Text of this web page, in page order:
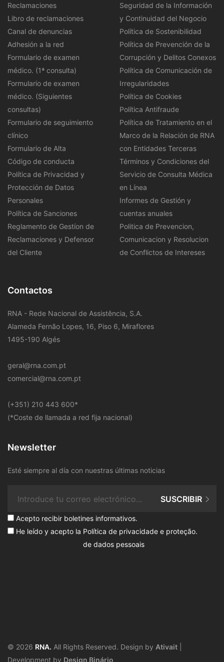
Reclamaciones
Libro de reclamaciones
Canal de denuncias
Adhesión a la red
Formulario de examen
médico. (1ª consulta)
Formulario de examen
médico. (Siguientes
consultas)
Formulario de seguimiento
clínico
Formulario de Alta
Código de conducta
Política de Privacidad y
Protección de Datos
Personales
Política de Sanciones
Reglamento de Gestíon de
Reclamaciones y Defensor
del Cliente
Seguridad de la Información
y Continuidad del Negocio
Política de Sostenibilidad
Política de Prevención de la
Corrupción y Delitos Conexos
Política de Comunicación de
Irregularidades
Política de Cookies
Política Antifraude
Política de Tratamiento en el
Marco de la Relación de RNA
con Entidades Terceras
Términos y Condiciones del
Servicio de Consulta Médica
en Línea
Informes de Gestión y
cuentas anuales
Politica de Prevencion,
Comunicacion y Resolucion
de Conflictos de Intereses
Contactos
RNA - Rede Nacional de Assistência, S.A.
Alameda Fernão Lopes, 16, Piso 6, Miraflores
1495-190 Algés
geral@rna.com.pt
comercial@rna.com.pt
​(+351) 210 443 600*
(*Coste de llamada a red fija nacional)
Newsletter
Esté siempre al día con nuestras últimas noticias
Acepto recibir boletines informativos.
He leído y acepto la Política de privacidade e proteção
de dados pessoais
.
SUSCRIBIR
© 2026 RNA. All Rights Reserved. Design by Ativait
Development by Design Binário